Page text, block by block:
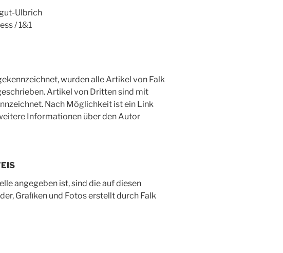
Ulbrich
/ 1&1
wurden alle Artikel von Falk
Artikel von Dritten sind mit
Nach Möglichkeit ist ein Link
Informationen über den Autor
angegeben ist, sind die auf diesen
Graﬁken und Fotos erstellt durch Falk